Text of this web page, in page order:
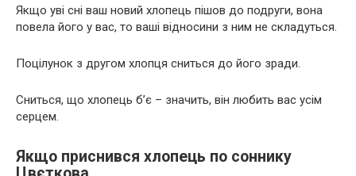
Якщо уві сні ваш новий хлопець пішов до подруги, вона
повела його у вас, то ваші відносини з ним не складуться.
Поцілунок з другом хлопця сниться до його зради.
Сниться, що хлопець б’є – значить, він любить вас усім
серцем.
Якщо приснився хлопець по соннику